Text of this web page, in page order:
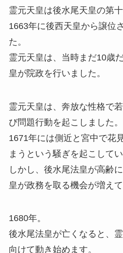
霊元天皇は後水尾天皇の第
1663年に後西天皇から譲位
た。
霊元天皇は、当時まだ10歳
皇が院政を行いました。
霊元天皇は、奔放な性格で
び問題行動を起こしました。
1671年には側近と宮中で花
まうという騒ぎを起こしてい
しかし、後水尾法皇が高齢
皇が政務を取る機会が増えて
1680年。
後水尾法皇が亡くなると、
向けて動き始めます。